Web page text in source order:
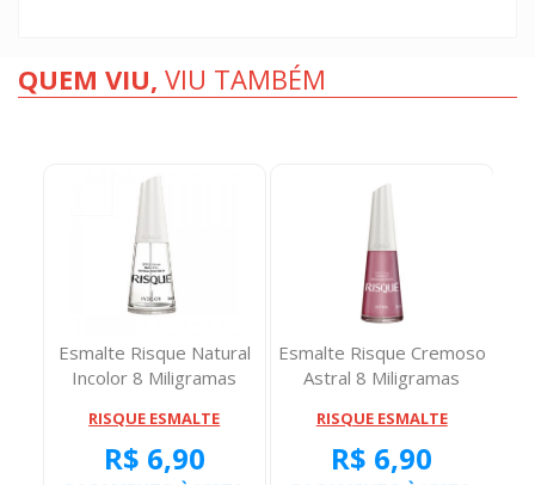
QUEM VIU, VIU TAMBÉM
Esmalte Risque Natural
Incolor 8 Miligramas
RISQUE ESMALTE
R$ 6,90
Esmalte Risque Cremoso
Astral 8 Miligramas
RISQUE ESMALTE
R$ 6,90